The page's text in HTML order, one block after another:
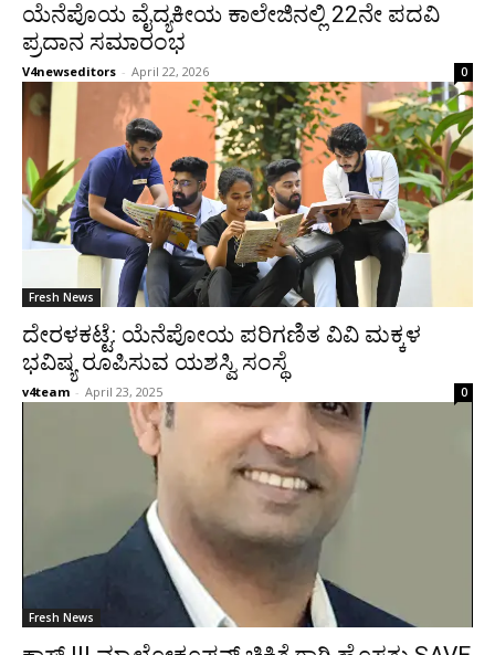
ಯೆನೆಪೊಯ ವೈದ್ಯಕೀಯ ಕಾಲೇಜಿನಲ್ಲಿ 22ನೇ ಪದವಿ
ಪ್ರದಾನ ಸಮಾರಂಭ
V4newseditors - April 22, 2026 0
Fresh News
ದೇರಳಕಟ್ಟೆ: ಯೆನೆಪೋಯ ಪರಿಗಣಿತ ವಿವಿ ಮಕ್ಕಳ
ಭವಿಷ್ಯ ರೂಪಿಸುವ ಯಶಸ್ವಿ ಸಂಸ್ಥೆ
v4team - April 23, 2025 0
Fresh News